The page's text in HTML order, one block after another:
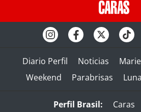
Diario Perfil Noticias
Weekend
Parabrisas
Perfil Brasil: Caras